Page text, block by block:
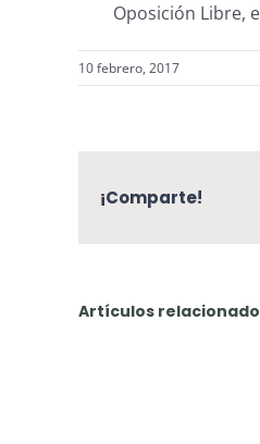
Oposición Libre,
10 febrero, 2017
¡Comparte!
Artículos